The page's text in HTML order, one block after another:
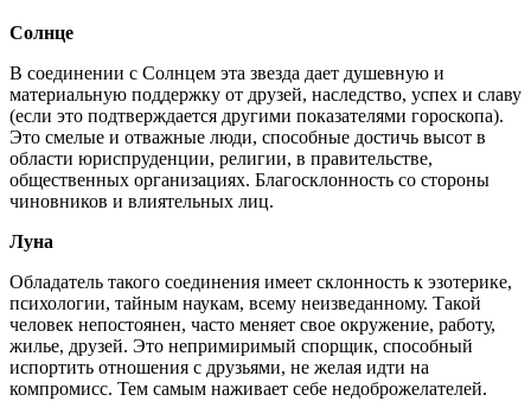
Солнце
В соединении с Солнцем эта звезда дает душевную и
материальную поддержку от друзей, наследство, успех и славу
(если это подтверждается другими показателями гороскопа).
Это смелые и отважные люди, способные достичь высот в
области юриспруденции, религии, в правительстве,
общественных организациях. Благосклонность со стороны
чиновников и влиятельных лиц.
Луна
Обладатель такого соединения имеет склонность к эзотерике,
психологии, тайным наукам, всему неизведанному. Такой
человек непостоянен, часто меняет свое окружение, работу,
жилье, друзей. Это непримиримый спорщик, способный
испортить отношения с друзьями, не желая идти на
компромисс. Тем самым наживает себе недоброжелателей.